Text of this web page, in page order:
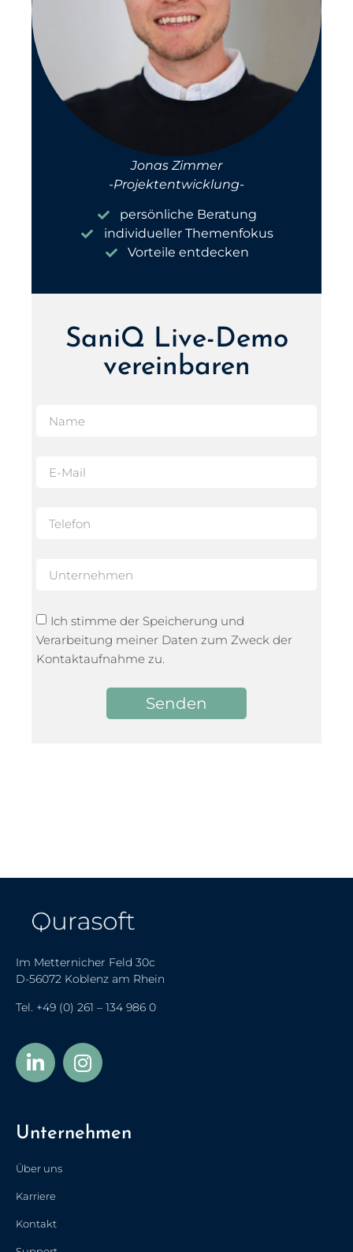
Jonas Zimmer
-Projektentwicklung-
persönliche Beratung
individueller Themenfokus
Vorteile entdecken
SaniQ Live-Demo
vereinbaren
Ich stimme der Speicherung und
Verarbeitung meiner Daten zum Zweck der
Kontaktaufnahme zu.
Senden
Im Metternicher Feld 30c
D-56072 Koblenz am Rhein
Tel. +49 (0) 261 – 134 986 0
Unternehmen
Über uns
Karriere
Kontakt